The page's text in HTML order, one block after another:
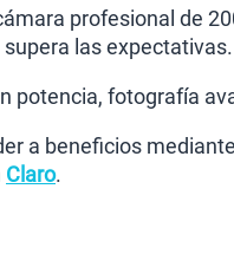
profesional de
las expectativas.
potencia, fotografía
a beneficios mediante
Claro.